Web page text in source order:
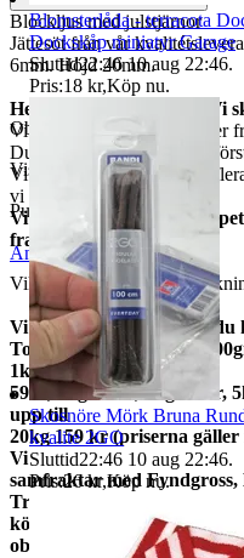
Blockljus med julstjärnor
Jättesöt från vår
6mm. Höjd 20mm.
Helt nya och oanvända. Vi
Vi garanterar att allt kommer
Du får varan som finns på
Vi har många, behöver du
vi annonsen.
Vi har alltid 14 dagars
frakter.
Vikt ca 8 gram med
Vi samfraktar gärna om
Total frakt: 50gr 15 kr,
1kg
59kr, 2kg 73 kr, 3kg 79 kr,
upp till
20kg 159 kr (priserna gäller
Vi
samfraktar med Fyndgross,
Tradera. Om du
köper från mer än en
observerar det.
Objektnr
Visningar
58
Publicerad
1 jul 20:23
Anmäl Sälj liknande
Blomsterlåda - terracota
Dockskåp miniatyr Garage
Sluttid22:46 10 aug 22:46.
Pris:18 kr,Köp nu.
Skosnöre Mörk Bruna
kvalite 2GO
Sluttid22:46 10 aug 22:46.
Pris:26 kr,Köp nu.